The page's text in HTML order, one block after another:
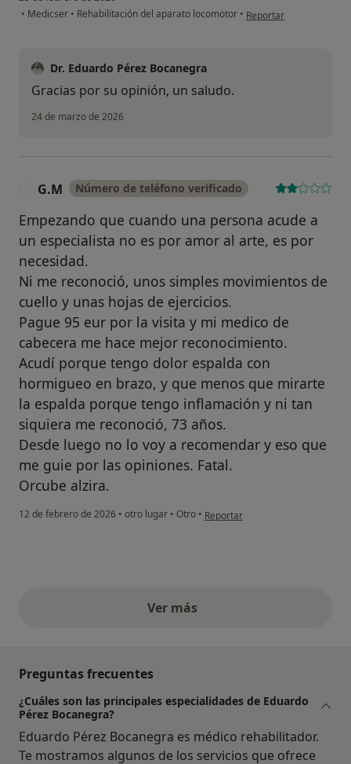
• Medicser • Rehabilitación del aparato locomotor • en opinión del usuario
Reportar
Dr. Eduardo Pérez Bocanegra
Gracias por su opinión, un saludo.
24 de marzo de 2026
G.M Número de teléfono verificado
Empezando que cuando una persona acude a
un especialista no es por amor al arte, es por
necesidad.
Ni me reconoció, unos simples movimientos de
cuello y unas hojas de ejercicios.
Pague 95 eur por la visita y mi medico de
cabecera me hace mejor reconocimiento.
Acudí porque tengo dolor espalda con
hormigueo en brazo, y que menos que mirarte
la espalda porque tengo inflamación y ni tan
siquiera me reconoció, 73 años.
Desde luego no lo voy a recomendar y eso que
me guie por las opiniones. Fatal.
Orcube alzira.
12 de febrero de 2026 • otro lugar • Otro • en opinión del usuario G.M
Reportar
Ver másopiniones anteriores
Preguntas frecuentes
¿Cuáles son las principales especialidades de Eduardo
Pérez Bocanegra?
Eduardo Pérez Bocanegra es médico rehabilitador.
Te mostramos algunos de los servicios que ofrece